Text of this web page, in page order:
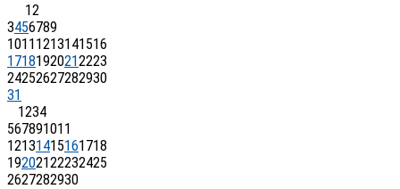
12
3456789
10111213141516
17181920212223
24252627282930
31
1234
567891011
12131415161718
19202122232425
2627282930